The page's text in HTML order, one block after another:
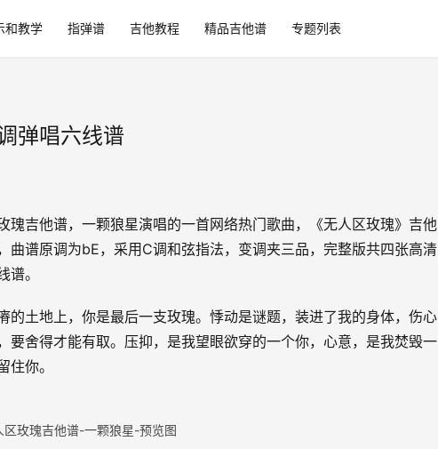
和教学 指弹谱 吉他教程 精品吉他谱 专题列表
弹唱六线谱
瑰吉他谱，一颗狼星演唱的一首网络热门歌曲，《无人区玫瑰》吉他
曲谱原调为bE，采用C调和弦指法，变调夹三品，完整版共四张高清
谱。
的土地上，你是最后一支玫瑰。悸动是谜题，装进了我的身体，伤心
要舍得才能有取。压抑，是我望眼欲穿的一个你，心意，是我焚毁一
住你。
区玫瑰吉他谱-一颗狼星-预览图